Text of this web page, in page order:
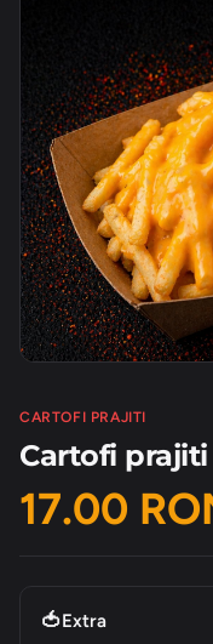
CARTOFI PRAJITI
Cartofi
17.00
🍅Extra